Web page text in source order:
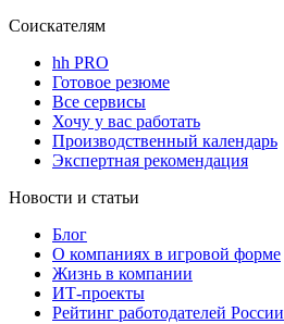
Соискателям
hh PRO
Готовое резюме
Все сервисы
Хочу у вас работать
Производственный календарь
Экспертная рекомендация
Новости и статьи
Блог
О компаниях в игровой форме
Жизнь в компании
ИТ-проекты
Рейтинг работодателей России